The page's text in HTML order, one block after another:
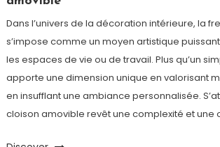
Dans l’univers de la décoration intérieure, la
s’impose comme un moyen artistique
les espaces de vie ou de travail. Plus qu’un
apporte une dimension unique en valorisant
en insufflant une ambiance personnalisée.
cloison amovible revêt une complexité et une